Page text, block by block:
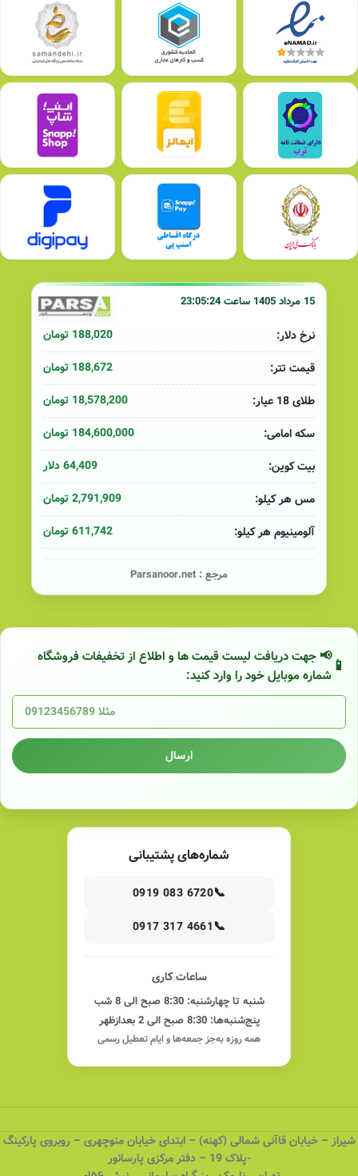
15 مرداد 1405 ساعت 23:05:24
نرخ دلار:
188,020 تومان
قیمت تتر:
188,672 تومان
طلای 18 عیار:
18,578,200 تومان
سکه امامی:
184,600,000 تومان
بیت کوین:
64,409 دلار
مس هر کیلو:
2,791,909 تومان
آلومینیوم هر کیلو:
611,742 تومان
مرجع : Parsanoor.net
📢 جهت دریافت لیست قیمت ها و اطلاع از تخفیفات فروشگاه
شماره موبایل خود را وارد کنید:
ارسال
شماره‌های پشتیبانی
📞
0919 083 6720
📞
0917 317 4661
ساعات کاری
شنبه تا چهارشنبه: 8:30 صبح الی 8 شب
پنج‌شنبه‌ها: 8:30 صبح الی 2 بعدازظهر
همه روزه به‌جز جمعه‌ها و ایام تعطیل رسمی
شیراز – خیابان قاآنی شمالی (کهنه) – ابتدای خیابان منوچهری – روبروی پارکینگ
-پلاک 19 – دفتر مرکزی پارسانور